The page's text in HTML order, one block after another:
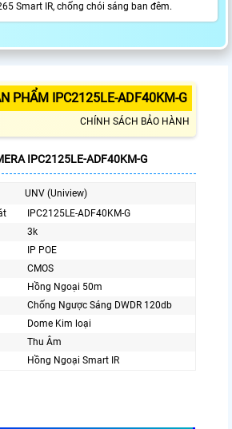
Smart IR, chống chói sáng ban đêm.
PHẨM IPC2125LE-ADF40KM-G
CHÍNH SÁCH BẢO HÀNH
IPC2125LE-ADF40KM-G
UNV (Uniview)
IPC2125LE-ADF40KM-G
3k
IP POE
CMOS
Hồng Ngoại 50m
Chống Ngược Sáng DWDR 120db
Dome Kim loại
Thu Âm
Hồng Ngoại Smart IR